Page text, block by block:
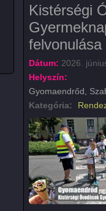
Kistérségi
felvonulása
Dátum: 2026.
Helyszín:
Gyomaendrőd,
Kategória: